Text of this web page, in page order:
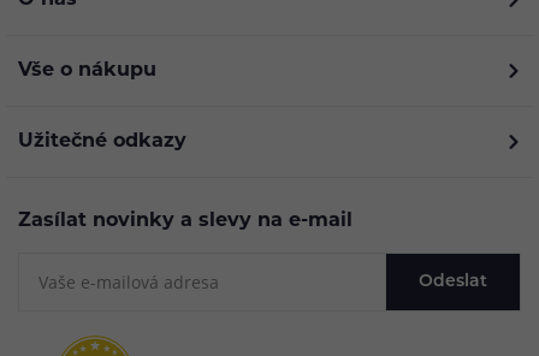
Vše o nákupu
Užitečné odkazy
Zasílat novinky a slevy na e-mail
Odeslat